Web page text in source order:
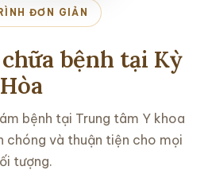
ĐƠN GIẢN
bệnh tại Kỳ
Hòa
bệnh tại Trung tâm Y khoa
chóng và thuận tiện cho mọi
tượng.